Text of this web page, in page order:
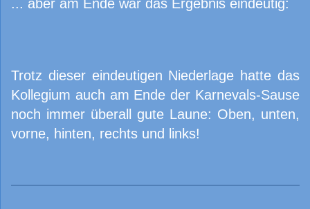
... aber am Ende war das Ergebnis eindeutig:
Trotz dieser eindeutigen Niederlage hatte das
Kollegium auch am Ende der Karnevals-Sause
noch immer überall gute Laune: Oben, unten,
vorne, hinten, rechts und links!